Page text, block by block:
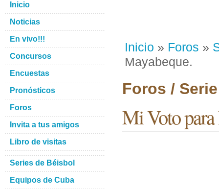
Inicio » Foros »
Mayabeque.
Foros /
Mi Voto
Inicio
Noticias
En vivo!!!
Concursos
Encuestas
Pronósticos
Foros
Invita a tus amigos
Libro de visitas
Series de Béisbol
Equipos de Cuba